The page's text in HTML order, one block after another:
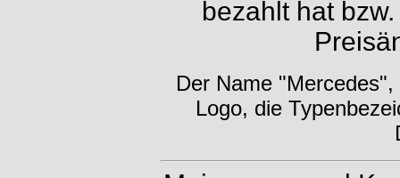
bezahlt hat
Der Name
Logo, die